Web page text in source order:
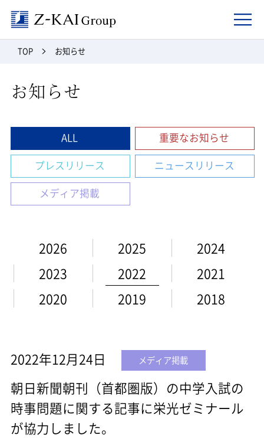
TOP お知らせ
お知らせ
ALL
重要なお知らせ
プレスリリース
ニュースリリース
メディア掲載
2026 2025
2024
2023
2022
2021
2020
2019 2018
2022年12月24日 メディア掲載
朝日新聞朝刊（首都圏版）の中学入試の
時事問題に関する記事に栄光ゼミナール
が協力しました。